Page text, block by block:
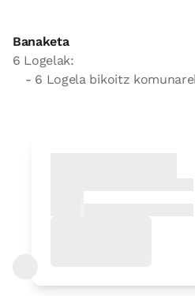
Banaketa
6 Logelak:
- 6 Logela bikoitz